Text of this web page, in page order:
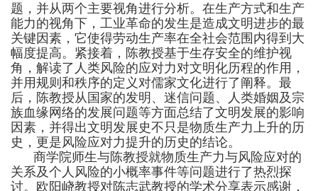
题，并从两个主要视角进行分析。在生产方式和生产
能力的视角下，工业革命的发生是造成文明进步的最
关键因素，它使得劳动生产率在全社会范围内得到大
幅度提高。紧接着，陈教授基于生存安全的维护视
角，解读了人类风险的应对力对文明化历程的作用，
并用规则和秩序的定义对儒家文化进行了阐释。最
后，陈教授从国家的发明、迷信问题、人类婚姻及宗
族血缘网络的发展问题等方面总结了文明发展的影响
因素，并得出文明发展史不只是物质生产力上升的历
史，更是风险应对力提升的历史的结论。
商学院师生与陈教授就物质生产力与风险应对的
关系及个人风险的小概率事件等问题进行了热烈探
讨。欧阳峣教授对陈志武教授的学术分享表示感谢，